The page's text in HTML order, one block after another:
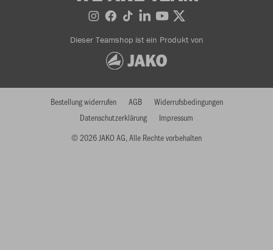
Dieser Teamshop ist ein Produkt von
© 2026 JAKO AG, Alle Rechte vorbehalten
Bestellung widerrufen AGB
Widerrufsbedingungen
Datenschutzerklärung
Impressum